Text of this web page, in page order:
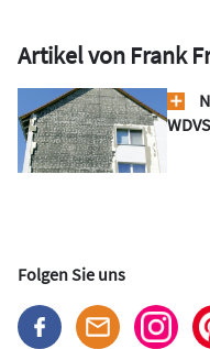
Artikel von Frank
Folgen Sie uns